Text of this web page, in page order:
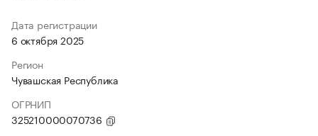
Дата регистрации
6 октября 2025
Регион
Чувашская Республика
ОГРНИП
325210000070736